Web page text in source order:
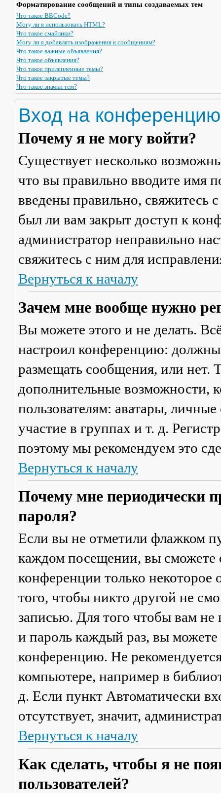
Форматирование сообщений и типы создаваемых тем
Что такое BBCode?
Могу ли я использовать HTML?
Что такое смайлики?
Могу ли я добавлять изображения к сообщениям?
Что такое важные объявления?
Что такое объявления?
Что такое прилепленные темы?
Что такое закрытые темы?
Что такое значки тем?
Вход на
Почему я не могу войти?
Существует несколько
что вы правильно вводите имя
введены правильно, свяжитесь
был ли вам закрыт доступ к
администратор неправильно
свяжитесь с ним для
Вернуться к началу
Зачем мне вообще нужно
Вы можете этого и не делать.
настроил конференцию: должны
размещать сообщения, или нет.
дополнительные возможности,
пользователям: аватары,
участие в группах и т. д.
поэтому мы рекомендуем это
Вернуться к началу
Почему мне периодически
пароля?
Если вы не отметили флажком
каждом посещении, вы сможете
конференции только некоторое
того, чтобы никто другой не
записью. Для того чтобы вам не
и пароль каждый раз, вы
конференцию. Не
компьютере, например в
д. Если пункт Автоматически
отсутствует, значит,
Вернуться к началу
Как сделать, чтобы я не
пользователей?